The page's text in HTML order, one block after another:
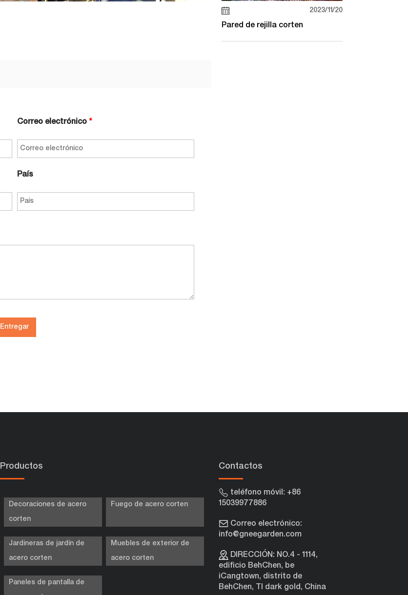
Correo electrónico*
País
Entregar
2023/11/20
Pared de rejilla corten
Productos
Decoraciones de acero
corten
Fuego de acero corten
Jardineras de jardín de
acero corten
Muebles de exterior de
acero corten
Paneles de pantalla de
Contactos
teléfono móvil: +86
15039977886
Correo electrónico:
info@gneegarden.com
DIRECCIÓN: NO.4 - 1114,
edificio BehChen, be
iCangtown, distrito de
BehChen, TI dark gold, China